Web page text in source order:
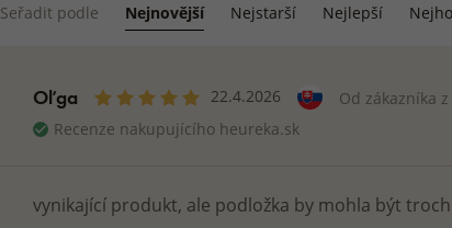
Seřadit podle Nejnovější Nejstarší Nejlepší
Oľga 22.4.2026 Od zákazníka z
Recenze nakupujícího heureka.sk
vynikající produkt, ale podložka by mohla být